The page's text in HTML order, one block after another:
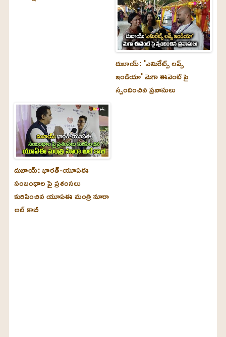
దుబాయ్‌: 'ఎమిరేట్స్ లవ్స్
ఇండియా' మెగా ఈవెంట్ పై
స్పందించిన ప్రవాసులు
దుబాయ్‌: భారత్-యూఏఈ
సంబంధాల పై ప్రశంసలు
కురిపించిన యూఏఈ మంత్రి నూరా
అల్‌ కాబీ